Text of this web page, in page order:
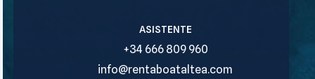
ASISTENTE
+34 666 809 960
info@rentaboataltea.com